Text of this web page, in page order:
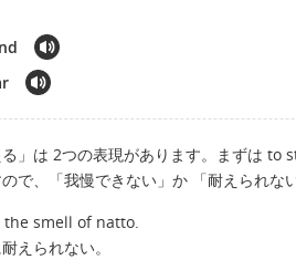
」は 2つの表現があります。まずは to
で、「我慢できない」か 「耐えられな
smell of natto.
えられない。